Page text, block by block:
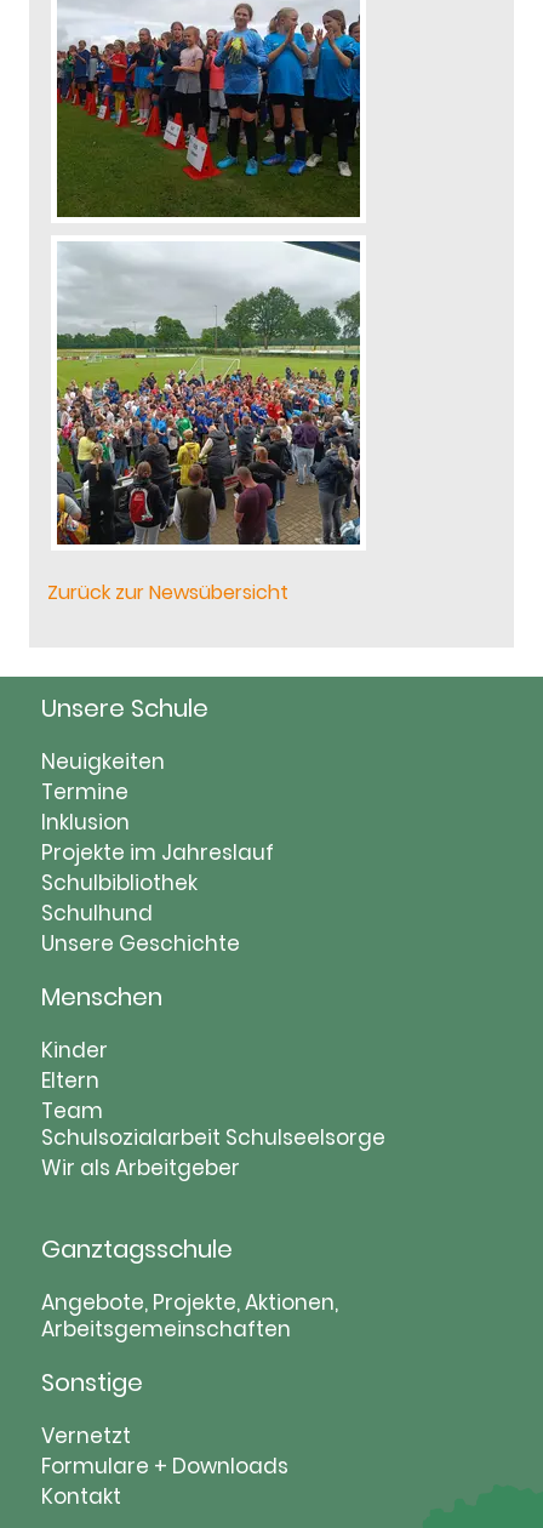
Zurück zur Newsübersicht
Unsere Schule
Navigation
überspringen
Neuigkeiten
Termine
Inklusion
Projekte im Jahreslauf
Schulbibliothek
Schulhund
Unsere Geschichte
Menschen
Navigation
überspringen
Kinder
Eltern
Team
Schulsozialarbeit Schulseelsorge
Wir als Arbeitgeber
Ganztagsschule
Navigation
überspringen
Angebote, Projekte, Aktionen,
Arbeitsgemeinschaften
Sonstige
Navigation
überspringen
Vernetzt
Formulare + Downloads
Kontakt